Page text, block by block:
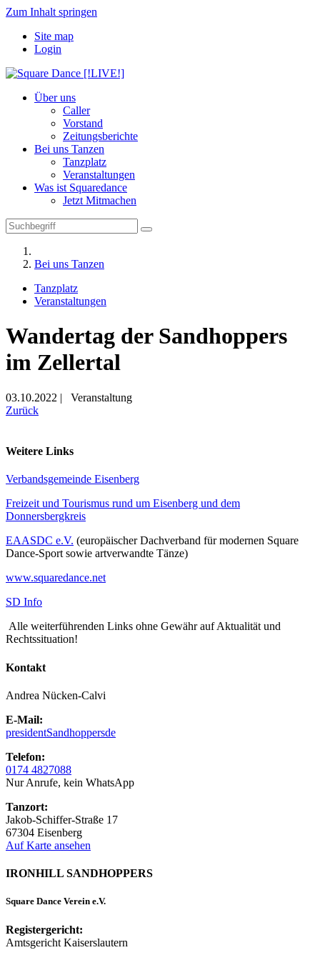
Zum Inhalt springen
Site map
Login
Über uns
Caller
Vorstand
Zeitungsberichte
Bei uns Tanzen
Tanzplatz
Veranstaltungen
Was ist Squaredance
Jetzt Mitmachen
Bei uns Tanzen
Tanzplatz
Veranstaltungen
Wandertag der Sandhoppers
im Zellertal
03.10.2022 |
Veranstaltung
Zurück
Weitere Links
Verbandsgemeinde Eisenberg
Freizeit und Tourismus rund um Eisenberg und dem
Donnersbergkreis
EAASDC e.V. (europäischer Dachverband für modernen Square
Dance-Sport sowie artverwandte Tänze)
www.squaredance.net
SD Info
Alle weiterführenden Links ohne Gewähr auf Aktualität und
Rechtssituation!
Kontakt
Andrea Nücken-Calvi
E-Mail:
presidentSandhoppersde
Telefon:
0174 4827088
Nur Anrufe, kein WhatsApp
Tanzort:
Jakob-Schiffer-Straße 17
67304 Eisenberg
Auf Karte ansehen
IRONHILL SANDHOPPERS
Square Dance Verein e.V.
Registergericht:
Amtsgericht Kaiserslautern